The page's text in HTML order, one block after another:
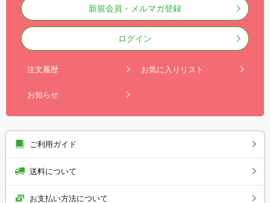
新規会員・メルマガ登録
ログイン
注文履歴 お気に入りリスト
お知らせ
ご利用ガイド
送料について
お支払い方法について